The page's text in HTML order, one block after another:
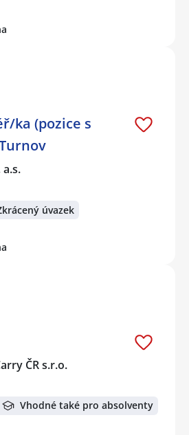
ka (pozice s
úvazek
ČR s.r.o.
Vhodné také pro absolventy